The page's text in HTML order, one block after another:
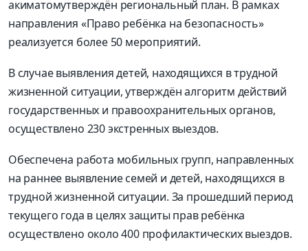
акиматомутверждён региональный план. В рамках
направления «Право ребёнка на безопасность»
реализуется более 50 мероприятий.
В случае выявления детей, находящихся в трудной
жизненной ситуации, утверждён алгоритм действий
государственных и правоохранительных органов,
осуществлено 230экстренных выездов.
Обеспечена работа мобильных групп, направленных
на раннее выявление семей и детей, находящихся в
трудной жизненной ситуации. За прошедший период
текущего года в целях защиты прав ребёнка
осуществлено около 400 профилактическихвыездов.